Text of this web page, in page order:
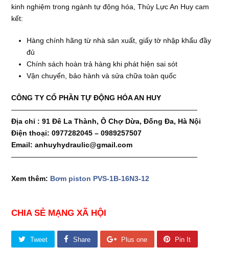
kinh nghiệm trong ngành tự động hóa, Thủy Lực An Huy cam
kết:
Hàng chính hãng từ nhà sản xuất, giấy tờ nhập khẩu đầy
đủ
Chính sách hoàn trả hàng khi phát hiện sai sót
Vận chuyển, bảo hành và sửa chữa toàn quốc
CÔNG TY CỔ PHẦN TỰ ĐỘNG HÓA AN HUY
——————————————————————————
Địa chỉ : 91 Đê La Thành, Ô Chợ Dừa, Đống Đa, Hà Nội
Điện thoại: 0977282045 – 0989257507
Email: anhuyhydraulic@gmail.com
——————————————————————————
Xem thêm: Bơm piston PVS-1B-16N3-12
CHIA SẺ MẠNG XÃ HỘI
Tweet Share Plus one Pin It